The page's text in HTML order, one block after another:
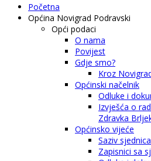
Početna
Općina Novigrad Podravski
Opći podaci
O nama
Povijest
Gdje smo?
Kroz
Općinski načelnik
Odluke i
Izvješća o
Zdravka
Općinsko vijeće
Saziv
Zapisnici sa